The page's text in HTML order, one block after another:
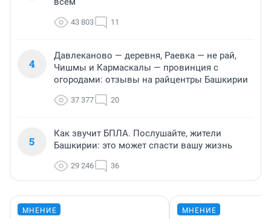
43 803 11
4
Давлеканово — деревня, Раевка — не рай,
Чишмы и Кармаскалы — провинция с
огородами: отзывы на райцентры Башкирии
37 377 20
5
Как звучит БПЛА. Послушайте, жители
Башкирии: это может спасти вашу жизнь
29 246 36
МНЕНИЕ МНЕНИЕ